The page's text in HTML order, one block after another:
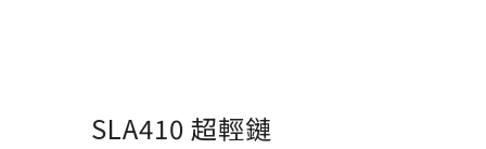
SLA410 超輕鏈